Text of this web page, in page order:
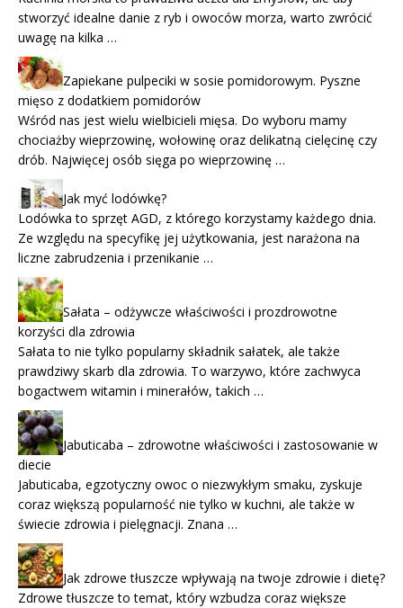
stworzyć idealne danie z ryb i owoców morza, warto zwrócić
uwagę na kilka …
Zapiekane pulpeciki w sosie pomidorowym. Pyszne
mięso z dodatkiem pomidorów
Wśród nas jest wielu wielbicieli mięsa. Do wyboru mamy
chociażby wieprzowinę, wołowinę oraz delikatną cielęcinę czy
drób. Najwięcej osób sięga po wieprzowinę …
Jak myć lodówkę?
Lodówka to sprzęt AGD, z którego korzystamy każdego dnia.
Ze względu na specyfikę jej użytkowania, jest narażona na
liczne zabrudzenia i przenikanie …
Sałata – odżywcze właściwości i prozdrowotne
korzyści dla zdrowia
Sałata to nie tylko popularny składnik sałatek, ale także
prawdziwy skarb dla zdrowia. To warzywo, które zachwyca
bogactwem witamin i minerałów, takich …
Jabuticaba – zdrowotne właściwości i zastosowanie w
diecie
Jabuticaba, egzotyczny owoc o niezwykłym smaku, zyskuje
coraz większą popularność nie tylko w kuchni, ale także w
świecie zdrowia i pielęgnacji. Znana …
Jak zdrowe tłuszcze wpływają na twoje zdrowie i dietę?
Zdrowe tłuszcze to temat, który wzbudza coraz większe